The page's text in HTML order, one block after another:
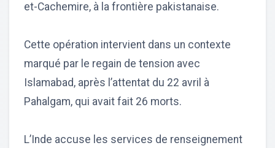
et-Cachemire, à la frontière pakistanaise.
Cette opération intervient dans un contexte
marqué par le regain de tension avec
Islamabad, après l’attentat du 22 avril à
Pahalgam, qui avait fait 26 morts.
L’Inde accuse les services de renseignement